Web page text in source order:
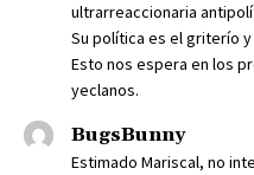
ultrarreaccionaria
Su política es el griterío
Esto nos espera en los
yeclanos.
BugsBunny
Estimado Mariscal, no